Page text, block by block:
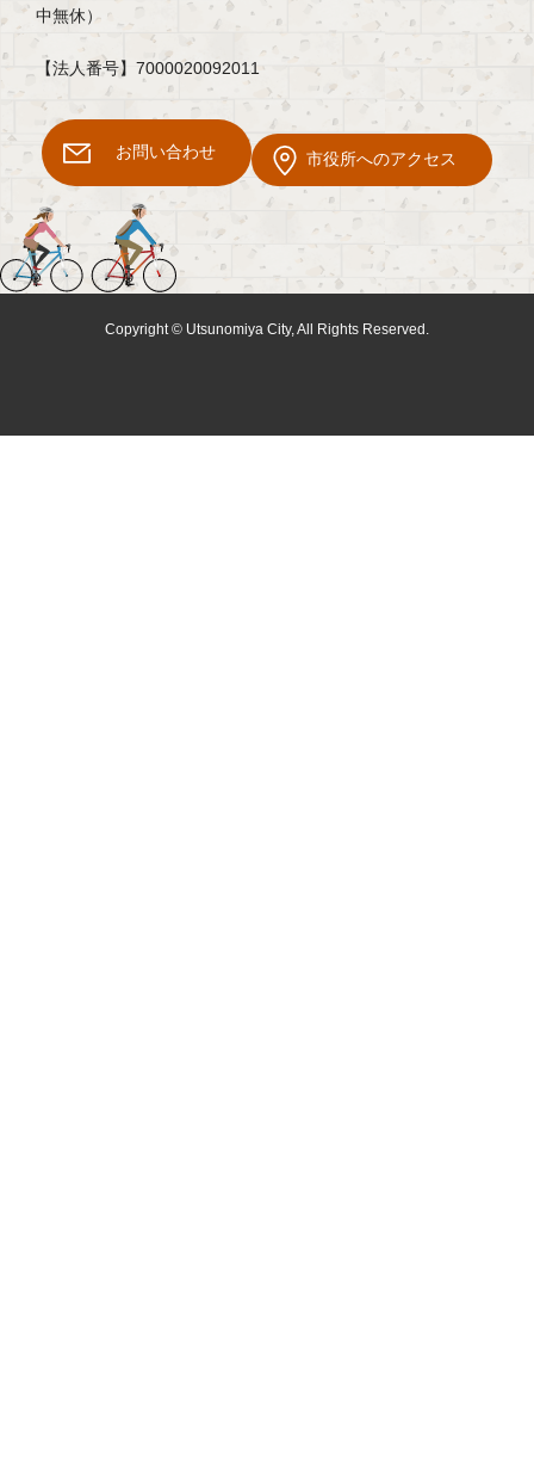
中無休）
【法人番号】7000020092011
お問い合わせ 市役所へのアクセス
Copyright © Utsunomiya City, All Rights Reserved.